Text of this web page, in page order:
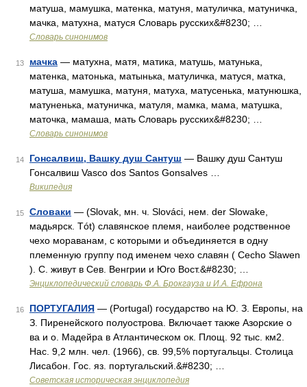
матуша, мамушка, матенка, матуня, матуличка, матуничка,
мачка, матухна, матуся Словарь русских&#8230; …
Словарь синонимов
13 мачка — матухна, матя, матика, матушь, матунька,
матенка, матонька, матынька, матуличка, матуся, матка,
матуша, мамушка, матуня, матуха, матусенька, матунюшка,
матуненька, матуничка, матуля, мамка, мама, матушка,
маточка, мамаша, мать Словарь русских&#8230; …
Словарь синонимов
14 Гонсалвиш, Вашку душ Сантуш — Вашку душ Сантуш
Гонсалвиш Vasco dos Santos Gonsalves …
Википедия
15 Словаки — (Slovak, мн. ч. Slováci, нем. der Slowake,
мадьярск. Tót) славянское племя, наиболее родственное
чехо мораванам, с которыми и объединяется в одну
племенную группу под именем чехо славян ( Cecho Slawen
). С. живут в Сев. Венгрии и Юго Вост.&#8230; …
Энциклопедический словарь Ф.А. Брокгауза и И.А. Ефрона
16 ПОРТУГАЛИЯ — (Portugal) государство на Ю. З. Европы, на
З. Пиренейского полуострова. Включает также Азорские о
ва и о. Мадейра в Атлантическом ок. Площ. 92 тыс. км2.
Нас. 9,2 млн. чел. (1966), св. 99,5% португальцы. Столица
Лисабон. Гос. яз. португальский.&#8230; …
Советская историческая энциклопедия